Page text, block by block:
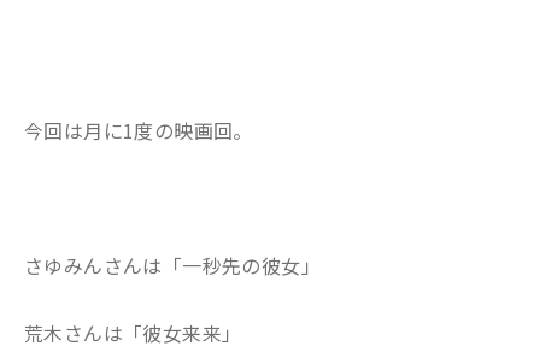
今回は月に1度の映画回。
さゆみんさんは「一秒先の彼女」
荒木さんは「彼女来来」